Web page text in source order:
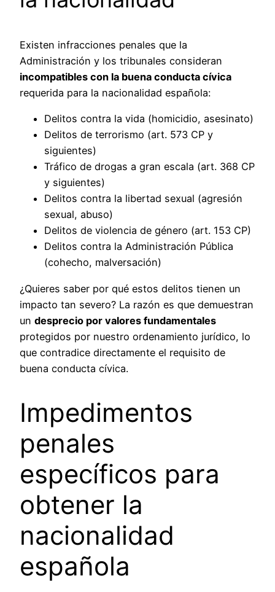
Existen infracciones penales que la
Administración y los tribunales consideran
incompatibles con la buena conducta cívica
requerida para la nacionalidad española:
Delitos contra la vida (homicidio, asesinato)
Delitos de terrorismo (art. 573 CP y
siguientes)
Tráfico de drogas a gran escala (art. 368 CP
y siguientes)
Delitos contra la libertad sexual (agresión
sexual, abuso)
Delitos de violencia de género (art. 153 CP)
Delitos contra la Administración Pública
(cohecho, malversación)
¿Quieres saber por qué estos delitos tienen un
impacto tan severo? La razón es que demuestran
un desprecio por valores fundamentales
protegidos por nuestro ordenamiento jurídico, lo
que contradice directamente el requisito de
buena conducta cívica.
Impedimentos
penales
específicos para
obtener la
nacionalidad
española